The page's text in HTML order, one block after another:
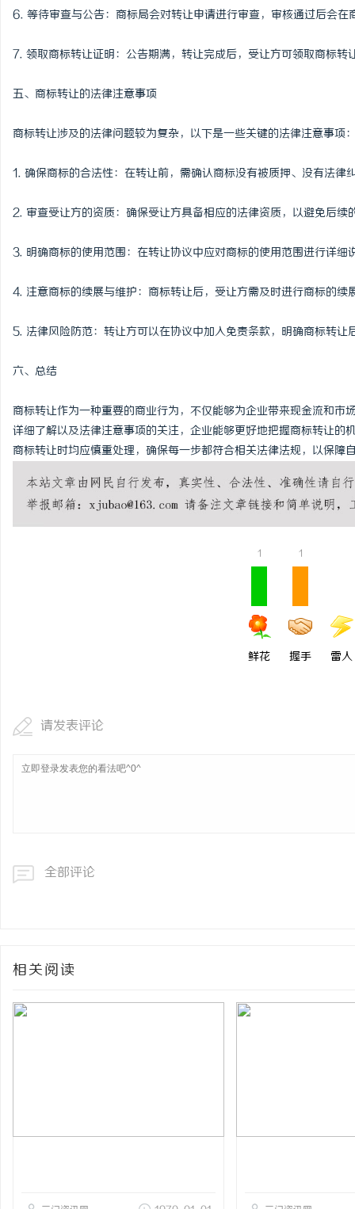
6. 等待审查与公告：商标局会对转让申请进行审查，审核通过后会在
7. 领取商标转让证明：公告期满，转让完成后，受让方可领取商标转
五、商标转让的法律注意事项
商标转让涉及的法律问题较为复杂，以下是一些关键的法律注意事项
1. 确保商标的合法性：在转让前，需确认商标没有被质押、没有法律
2. 审查受让方的资质：确保受让方具备相应的法律资质，以避免后续
3. 明确商标的使用范围：在转让协议中应对商标的使用范围进行详细
4. 注意商标的续展与维护：商标转让后，受让方需及时进行商标的续
5. 法律风险防范：转让方可以在协议中加入免责条款，明确商标转让
六、总结
商标转让作为一种重要的商业行为，不仅能够为企业带来现金流和
详细了解以及法律注意事项的关注，企业能够更好地把握商标转让
商标转让时均应慎重处理，确保每一步都符合相关法律法规，以保障
1
鲜花
1
握手 雷人
请发表评论
全部评论
相关阅读